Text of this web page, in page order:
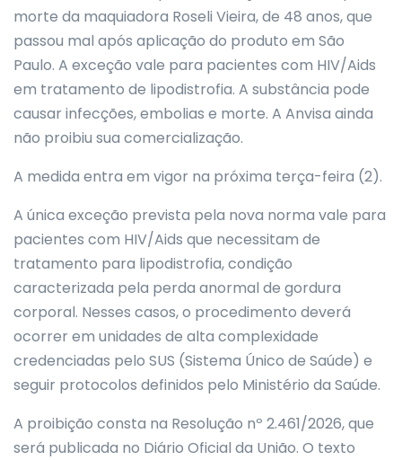
morte da maquiadora Roseli Vieira, de 48 anos, que
passou mal após aplicação do produto em São
Paulo. A exceção vale para pacientes com HIV/Aids
em tratamento de lipodistrofia. A substância pode
causar infecções, embolias e morte. A Anvisa ainda
não proibiu sua comercialização.
A medida entra em vigor na próxima terça-feira (2).
A única exceção prevista pela nova norma vale para
pacientes com HIV/Aids que necessitam de
tratamento para lipodistrofia, condição
caracterizada pela perda anormal de gordura
corporal. Nesses casos, o procedimento deverá
ocorrer em unidades de alta complexidade
credenciadas pelo SUS (Sistema Único de Saúde) e
seguir protocolos definidos pelo Ministério da Saúde.
A proibição consta na Resolução nº 2.461/2026, que
será publicada no Diário Oficial da União. O texto